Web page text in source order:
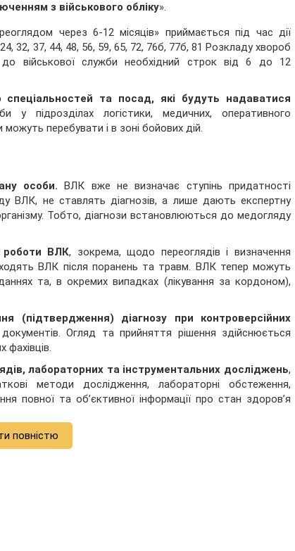
з військового обліку».
через 6-12 місяців» приймається під час дії
32, 37, 44, 48, 56, 59, 65, 72, 76б, 77б, 81 Розкладу хвороб
військової служби необхідний строк від 6 до 12
та посад, які будуть надаватися
підрозділах логістики, медичних, оперативного
можуть перебувати і в зоні бойових дій.
особи.ВЛК вже не визначає ступінь придатності
ВЛК, не ставлять діагнозів, а лише дають експертну
Тобто, діагнози встановлюються до медогляду
ВЛК, зокрема, щодо переоглядів і визначення
ВЛК після поранень та травм. ВЛК тепер можуть
та, в окремих випадках (лікування за кордоном),
(підтвердження) діагнозу при контроверсійних
Огляд та прийняття рішення здійснюється
фахівців.
лабораторних та інструментальних досліджень,
методи дослідження, лабораторні обстеження,
повної та об’єктивної інформації про стан здоров’я
повністю